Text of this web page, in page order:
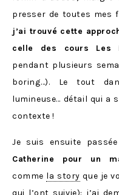
presser de toutes mes
j’ai trouvé cette
celle des cours Les
pendant plusieurs
boring…). Le tout
lumineuse… détail qui a
contexte !
Je suis ensuite passée
Catherine pour un
comme la story que je